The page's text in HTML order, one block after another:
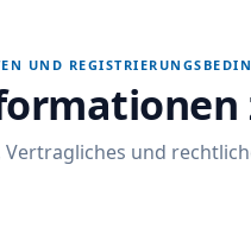
UND
Vertragliches und